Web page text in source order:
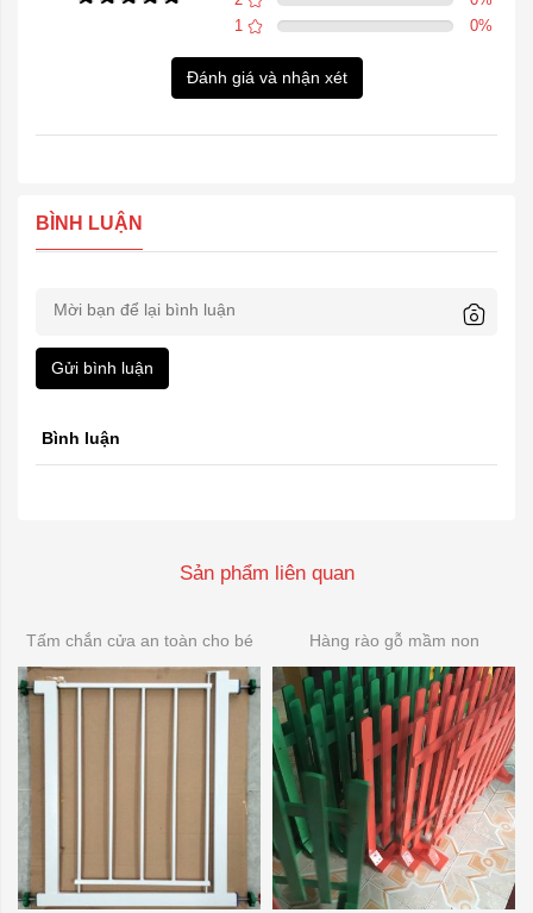
1
0%
Đánh giá và nhận xét
BÌNH LUẬN
Gửi bình luận
Bình luận
Sản phẩm liên quan
Tấm chắn cửa an toàn cho bé Hàng rào gỗ mầm non